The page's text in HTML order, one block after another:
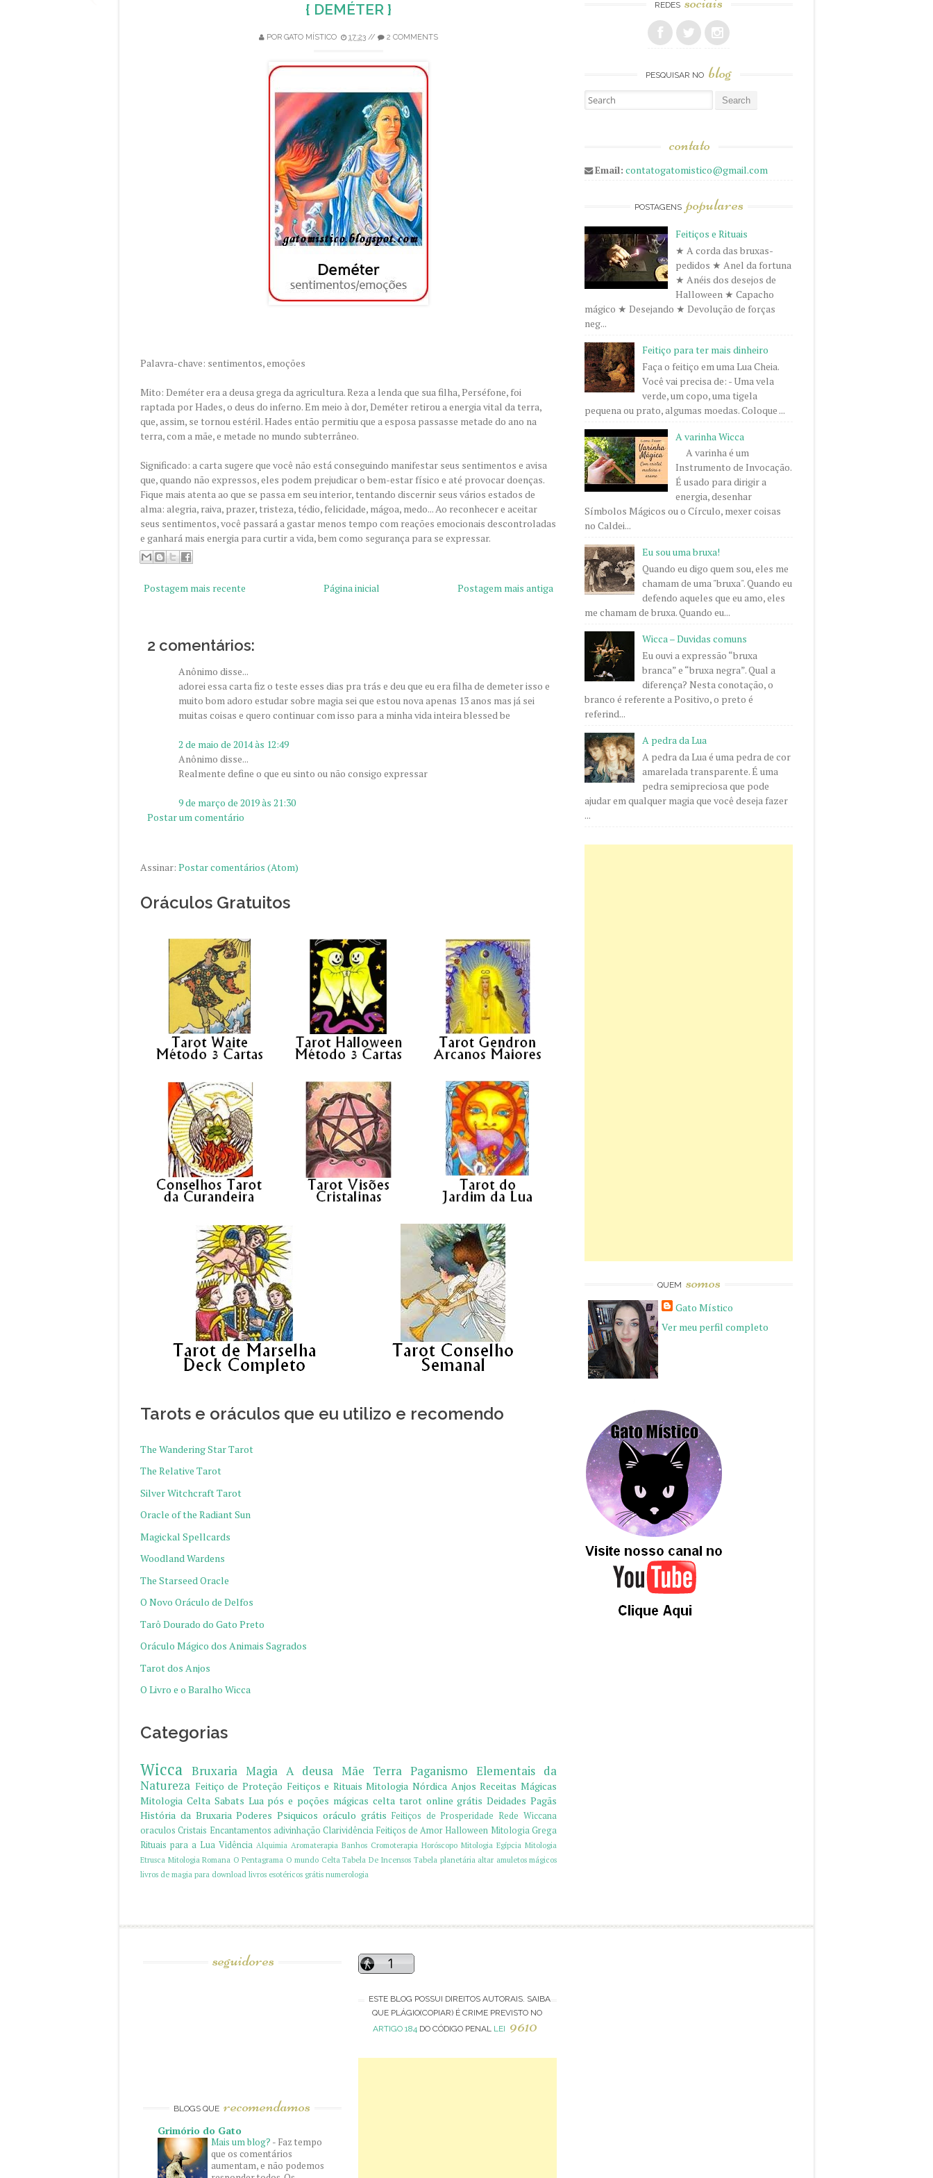
{ DEMÉTER }
POR GATO MÍSTICO 17:23 // 2 COMMENTS
Palavra-chave: sentimentos, emoções
Mito: Deméter era a deusa grega da agricultura. Reza a lenda que sua filha, Perséfone, foi
raptada por Hades, o deus do inferno. Em meio à dor, Deméter retirou a energia vital da terra,
que, assim, se tornou estéril. Hades então permitiu que a esposa passasse metade do ano na
terra, com a mãe, e metade no mundo subterrâneo.
Significado: a carta sugere que você não está conseguindo manifestar seus sentimentos e avisa
que, quando não expressos, eles podem prejudicar o bem-estar físico e até provocar doenças.
Fique mais atenta ao que se passa em seu interior, tentando discernir seus vários estados de
alma: alegria, raiva, prazer, tristeza, tédio, felicidade, mágoa, medo... Ao reconhecer e aceitar
seus sentimentos, você passará a gastar menos tempo com reações emocionais descontroladas
e ganhará mais energia para curtir a vida, bem como segurança para se expressar.
Postagem mais recente Postagem mais antiga
Página inicial
2 comentários:
Anônimo disse...
adorei essa carta fiz o teste esses dias pra trás e deu que eu era filha de demeter isso e
muito bom adoro estudar sobre magia sei que estou nova apenas 13 anos mas já sei
muitas coisas e quero continuar com isso para a minha vida inteira blessed be
2 de maio de 2014 às 12:49
Anônimo disse...
Realmente define o que eu sinto ou não consigo expressar
9 de março de 2019 às 21:30
Postar um comentário
Assinar: Postar comentários (Atom)
Oráculos Gratuitos
Tarots e oráculos que eu utilizo e recomendo
The Wandering Star Tarot
The Relative Tarot
Silver Witchcraft Tarot
Oracle of the Radiant Sun
Magickal Spellcards
Woodland Wardens
The Starseed Oracle
O Novo Oráculo de Delfos
Tarô Dourado do Gato Preto
Oráculo Mágico dos Animais Sagrados
Tarot dos Anjos
O Livro e o Baralho Wicca
Categorias
Wicca
Bruxaria Magia A deusa Mãe Terra Paganismo Elementais da
Natureza Feitiço de Proteção Feitiços e Rituais Mitologia Nórdica Anjos Receitas Mágicas
Mitologia Celta Sabats Lua pós e poções mágicas celta tarot online grátis Deidades Pagãs
História da Bruxaria Poderes Psiquicos oráculo grátis Feitiços de Prosperidade Rede Wiccana
oraculos Cristais Encantamentos adivinhação Clarividência Feitiços de Amor Halloween Mitologia Grega
Rituais para a Lua Vidência Alquimia Aromaterapia Banhos Cromoterapia Horóscopo Mitologia Egípcia Mitologia
Etrusca Mitologia Romana O Pentagrama O mundo Celta Tabela De Incensos Tabela planetária altar amuletos mágicos
livros de magia para download livros esotéricos grátis numerologia
REDES
PESQUISAR NO blog
Pesquisar
contato
Email: contatogatomistico@gmail.com
POSTAGENS populares
Feitiços e Rituais
★ A corda das bruxas-
pedidos ★ Anel da fortuna
★ Anéis dos desejos de
Halloween ★ Capacho
mágico ★ Desejando ★ Devolução de forças
neg...
Feitiço para ter mais dinheiro
Faça o feitiço em uma Lua Cheia.
Você vai precisa de: - Uma vela
verde, um copo, uma tigela
pequena ou prato, algumas moedas. Coloque ...
A varinha Wicca
A varinha é um
Instrumento de Invocação.
É usado para dirigir a
energia, desenhar
Símbolos Mágicos ou o Círculo, mexer coisas
no Caldei...
Eu sou uma bruxa!
Quando eu digo quem sou, eles me
chamam de uma "bruxa". Quando eu
defendo aqueles que eu amo, eles
me chamam de bruxa. Quando eu...
Wicca – Duvidas comuns
Eu ouvi a expressão “bruxa
branca” e “bruxa negra”. Qual a
diferença? Nesta conotação, o
branco é referente a Positivo, o preto é
referind...
A pedra da Lua
A pedra da Lua é uma pedra de cor
amarelada transparente. É uma
pedra semipreciosa que pode
ajudar em qualquer magia que você deseja fazer
...
QUEM somos
Gato Místico
Ver meu perfil completo
seguidores
BLOGS QUE recomendamos
Grimório do Gato
Mais um blog? - Faz tempo
que os comentários
aumentam, e não podemos
ESTE BLOG POSSUI DIREITOS AUTORAIS. SAIBA
QUE PLÁGIO(COPIAR) É CRIME PREVISTO NO
ARTIGO 184 DO CÓDIGO PENAL LEI 9610